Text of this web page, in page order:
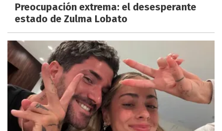
Preocupación extrema: el desesperante
estado de Zulma Lobato